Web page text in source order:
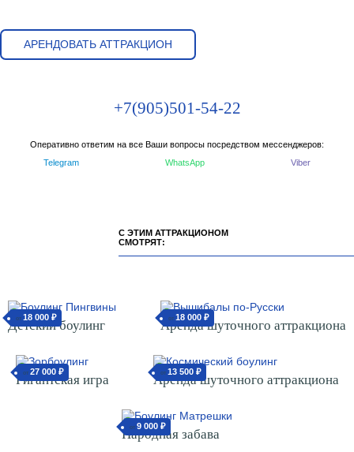
АРЕНДОВАТЬ АТТРАКЦИОН
+7(905)501-54-22
Оперативно ответим на все Ваши вопросы посредством мессенджеров:
Telegram
WhatsApp Viber
С ЭТИМ АТТРАКЦИОНОМ
СМОТРЯТ:
от 18 000 ₽
Детский боулинг
от18 000 ₽
Аренда шуточного аттракциона